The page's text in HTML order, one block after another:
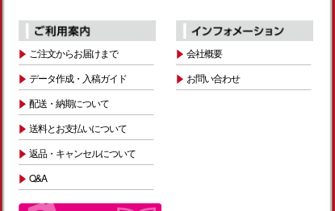
ご注文からお届けまで
データ作成・入稿ガイド
配送・納期について
送料とお支払いについて
返品・キャンセルについて
Q&A
会社概要
お問い合わせ